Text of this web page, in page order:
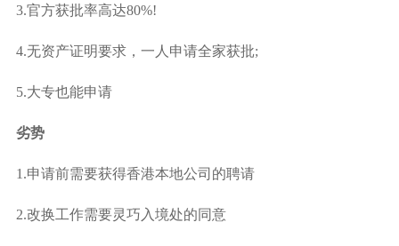
3.官方获批率高达80%!
4.无资产证明要求，一人申请全家获批;
5.大专也能申请
劣势
1.申请前需要获得香港本地公司的聘请
2.改换工作需要灵巧入境处的同意